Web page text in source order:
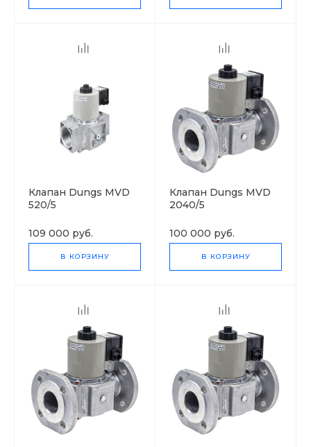
Клапан Dungs MVD
520/5
109 000 руб.
В КОРЗИНУ
Клапан Dungs MVD
2040/5
100 000 руб.
В КОРЗИНУ